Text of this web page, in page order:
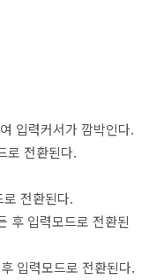
입력커서가 깜박인다.
로 전환된다.
전환된다.
후 입력모드로 전환된
입력모드로 전환된다.